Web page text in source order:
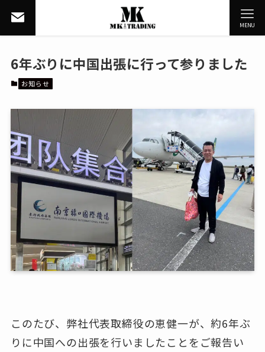
MENU
6年ぶりに中国出張に行って参りました
お知らせ
このたび、弊社代表取締役の恵健一が、約6年ぶ
りに中国への出張を行いましたことをご報告い